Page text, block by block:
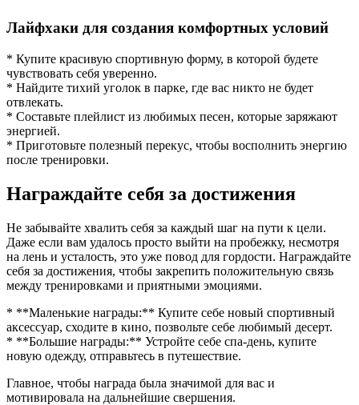
Лайфхаки для создания комфортных условий
* Купите красивую спортивную форму, в которой будете
чувствовать себя уверенно.
* Найдите тихий уголок в парке, где вас никто не будет
отвлекать.
* Составьте плейлист из любимых песен, которые заряжают
энергией.
* Приготовьте полезный перекус, чтобы восполнить энергию
после тренировки.
Награждайте себя за достижения
Не забывайте хвалить себя за каждый шаг на пути к цели.
Даже если вам удалось просто выйти на пробежку, несмотря
на лень и усталость, это уже повод для гордости. Награждайте
себя за достижения, чтобы закрепить положительную связь
между тренировками и приятными эмоциями.
* **Маленькие награды:** Купите себе новый спортивный
аксессуар, сходите в кино, позвольте себе любимый десерт.
* **Большие награды:** Устройте себе спа-день, купите
новую одежду, отправьтесь в путешествие.
Главное, чтобы награда была значимой для вас и
мотивировала на дальнейшие свершения.